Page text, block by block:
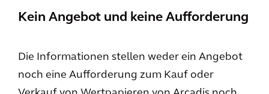
Kein Angebot und keine Aufforderung
Die Informationen stellen weder ein Angebot
noch eine Aufforderung zum Kauf oder